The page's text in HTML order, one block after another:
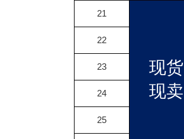
21
现货
现卖
22
23
24
25